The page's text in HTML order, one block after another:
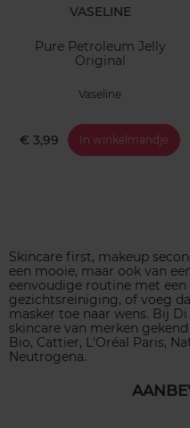
VASELINE
Pure Petroleum Jelly
Original
Vaseline
€ 3,99 In winkelmandje
Skincare first, makeup
een mooie, maar ook van
eenvoudige routine met
gezichtsreiniging, of voeg
masker toe naar wens. Bij
skincare van merken
Bio, Cattier, L'Oréal Paris,
Neutrogena.